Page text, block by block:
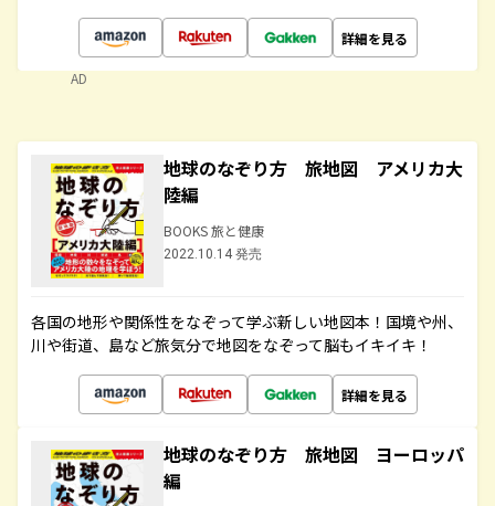
詳細を見る
AD
地球のなぞり方 旅地図 アメリカ大
陸編
BOOKS 旅と健康
2022.10.14 発売
各国の地形や関係性をなぞって学ぶ新しい地図本！国境や州、
川や街道、島など旅気分で地図をなぞって脳もイキイキ！
詳細を見る
地球のなぞり方 旅地図 ヨーロッパ
編